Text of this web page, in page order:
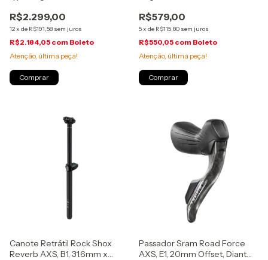
R$2.299,00
12x de R$191,58 sem juros
R$2.184,05 com Boleto
Atenção, última peça!
R$579,00
5x de R$115,80 sem juros
R$550,05 com Boleto
Atenção, última peça!
Canote Retrátil Rock Shox
Reverb AXS, B1, 31.6mm x
Passador Sram Road Force
AXS, E1, 20mm Offset, Diant